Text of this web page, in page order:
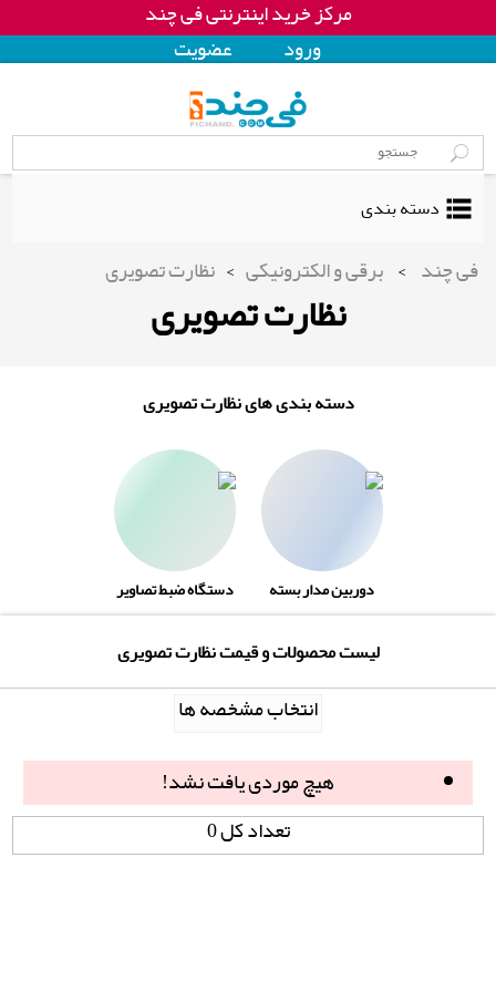
مرکز خرید اینترنتی فی چند
ورود
عضويت
دسته بندی
فی چند > برقی و الکترونیکی > نظارت تصویری
نظارت تصویری
دسته بندی های نظارت تصویری
دوربین مدار بسته دستگاه ضبط تصاویر
لیست محصولات و قیمت نظارت تصویری
انتخاب مشخصه ها
هیچ موردی یافت نشد!
تعداد کل 0